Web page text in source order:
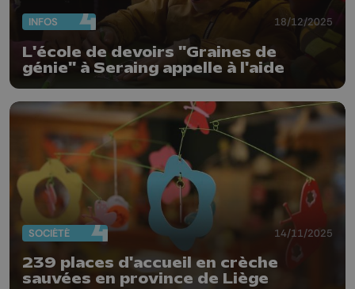
INFOS 18/12/2025
L'école de devoirs "Graines de
génie" à Seraing appelle à l'aide
SOCIÉTÉ 14/11/2025
239 places d'accueil en crèche
sauvées en province de Liège